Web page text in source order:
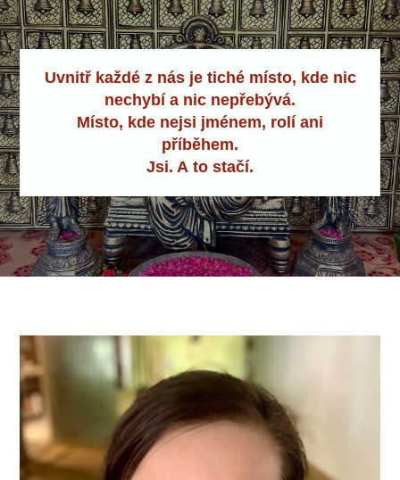
Uvnitř každé z nás je tiché místo, kde nic
nechybí a nic nepřebývá.
Místo, kde nejsi jménem, rolí ani
příběhem.
Jsi. A to stačí.